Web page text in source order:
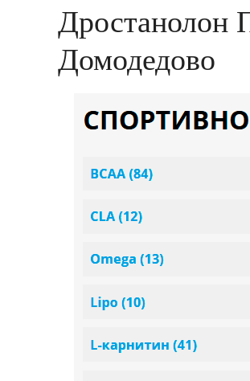
Дростанолон
Домодедово